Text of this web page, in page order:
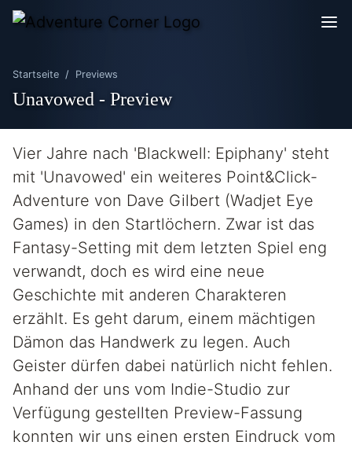
Startseite Previews
Unavowed - Preview
Vier Jahre nach 'Blackwell: Epiphany' steht
mit 'Unavowed' ein weiteres Point&Click-
Adventure von Dave Gilbert (Wadjet Eye
Games) in den Startlöchern. Zwar ist das
Fantasy-Setting mit dem letzten Spiel eng
verwandt, doch es wird eine neue
Geschichte mit anderen Charakteren
erzählt. Es geht darum, einem mächtigen
Dämon das Handwerk zu legen. Auch
Geister dürfen dabei natürlich nicht fehlen.
Anhand der uns vom Indie-Studio zur
Verfügung gestellten Preview-Fassung
konnten wir uns einen ersten Eindruck vom